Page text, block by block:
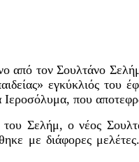
από τον Σουλτάνο
εγκύκλιός του
Ιεροσόλυμα, που
Σελήμ, ο νέος
με διάφορες